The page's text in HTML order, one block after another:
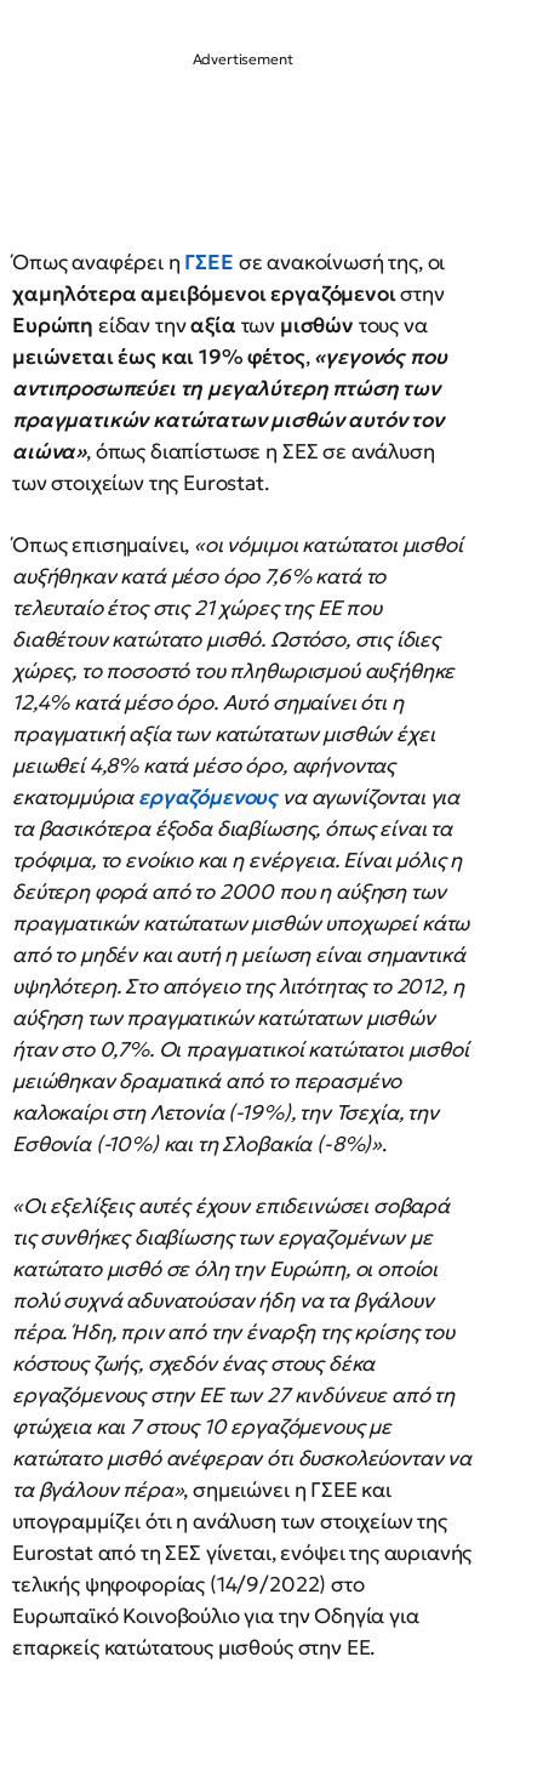
Όπως αναφέρει η ΓΣΕΕ σε ανακοίνωσή της, οι
χαμηλότερα αμειβόμενοι εργαζόμενοιστην
Ευρώπη είδαν τηναξία των μισθών τους να
μειώνεται έως και 19% φέτος,«γεγονός που
αντιπροσωπεύει τη μεγαλύτερη πτώση των
πραγματικών κατώτατων μισθών αυτόν τον
αιώνα», όπως διαπίστωσε η ΣΕΣ σε ανάλυση
των στοιχείων της Eurostat.
Όπως επισημαίνει, «οι νόμιμοι κατώτατοι μισθοί
αυξήθηκαν κατά μέσο όρο 7,6% κατά το
τελευταίο έτος στις 21 χώρες της ΕΕ που
διαθέτουν κατώτατο μισθό. Ωστόσο, στις ίδιες
χώρες, το ποσοστό του πληθωρισμού αυξήθηκε
12,4% κατά μέσο όρο. Αυτό σημαίνει ότι η
πραγματική αξία των κατώτατων μισθών έχει
μειωθεί 4,8% κατά μέσο όρο, αφήνοντας
εκατομμύριαεργαζόμενουςνα αγωνίζονται για
τα βασικότερα έξοδα διαβίωσης, όπως είναι τα
τρόφιμα, το ενοίκιο και η ενέργεια. Είναι μόλις η
δεύτερη φορά από το 2000 που η αύξηση των
πραγματικών κατώτατων μισθών υποχωρεί κάτω
από το μηδέν και αυτή η μείωση είναι σημαντικά
υψηλότερη. Στο απόγειο της λιτότητας το 2012, η
αύξηση των πραγματικών κατώτατων μισθών
ήταν στο 0,7%. Οι πραγματικοί κατώτατοι μισθοί
μειώθηκαν δραματικά από το περασμένο
καλοκαίρι στη Λετονία (-19%), την Τσεχία, την
Εσθονία (-10%) και τη Σλοβακία (-8%)».
«Οι εξελίξεις αυτές έχουν επιδεινώσει σοβαρά
τις συνθήκες διαβίωσης των εργαζομένων με
κατώτατο μισθό σε όλη την Ευρώπη, οι οποίοι
πολύ συχνά αδυνατούσαν ήδη να τα βγάλουν
πέρα. Ήδη, πριν από την έναρξη της κρίσης του
κόστους ζωής, σχεδόν ένας στους δέκα
εργαζόμενους στην ΕΕ των 27 κινδύνευε από τη
φτώχεια και 7 στους 10 εργαζόμενους με
κατώτατο μισθό ανέφεραν ότι δυσκολεύονταν να
τα βγάλουν πέρα», σημειώνει η ΓΣΕΕ και
υπογραμμίζει ότι η ανάλυση των στοιχείων της
Eurostat από τη ΣΕΣ γίνεται, ενόψει της αυριανής
τελικής ψηφοφορίας (14/9/2022) στο
Ευρωπαϊκό Κοινοβούλιο για την Οδηγία για
επαρκείς κατώτατους μισθούς στην ΕΕ.